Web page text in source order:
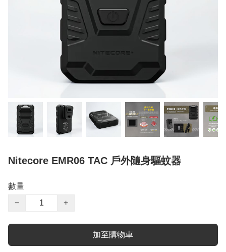
Nitecore EMR06 TAC 戶外隨身驅蚊器
數量
−
+
加至購物車